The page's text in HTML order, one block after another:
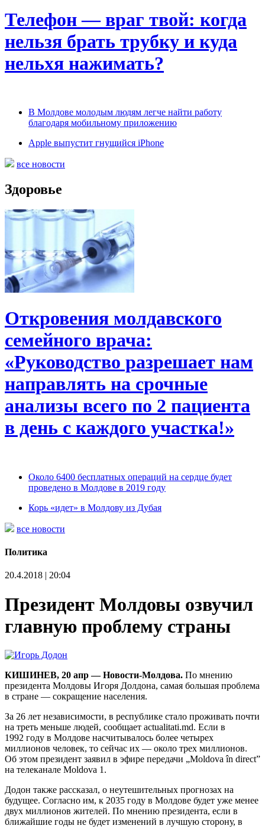
Телефон — враг твой: когда
нельзя брать трубку и куда
нельхя нажимать?
В Молдове молодым людям легче найти работу
благодаря мобильному приложению
Apple выпустит гнущийся iPhone
все новости
Здоровье
Откровения молдавского
семейного врача:
«Руководство разрешает нам
направлять на срочные
анализы всего по 2 пациента
в день с каждого участка!»
Около 6400 бесплатных операций на сердце будет
проведено в Молдове в 2019 году
Корь «идет» в Молдову из Дубая
все новости
Политика
20.4.2018 | 20:04
Президент Молдовы озвучил
главную проблему страны
КИШИНЕВ, 20 апр — Новости-Молдова. По мнению
президента Молдовы Игоря Долдона, самая большая проблема
в стране — сокращение населения.
За 26 лет независимости, в республике стало проживать почти
на треть меньше людей, сообщает actualitati.md. Если в
1992 году в Молдове насчитывалось более четырех
миллионов человек, то сейчас их — около трех миллионов.
Об этом президент заявил в эфире передачи „Moldova în direct”
на телеканале Moldova 1.
Додон также рассказал, о неутешительных прогнозах на
будущее. Согласно им, к 2035 году в Молдове будет уже менее
двух миллионов жителей. По мнению президента, если в
ближайшие годы не будет изменений в лучшую сторону, в